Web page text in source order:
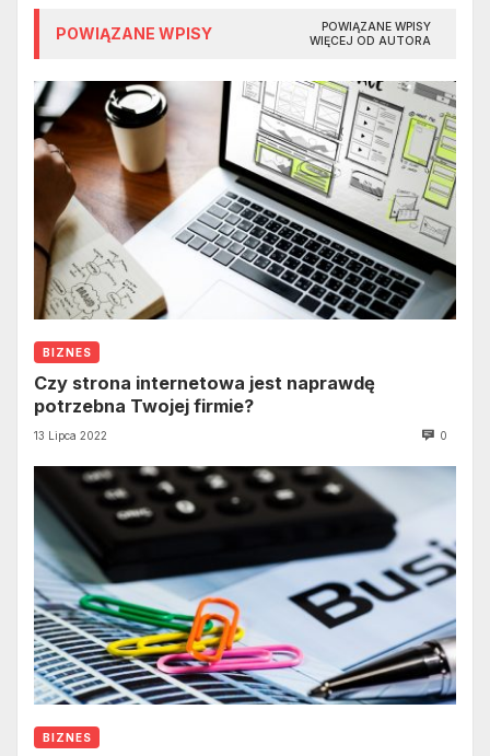
POWIĄZANE WPISY
POWIĄZANE WPISY
WIĘCEJ OD AUTORA
BIZNES
Czy strona internetowa jest naprawdę
potrzebna Twojej firmie?
13 Lipca 2022 0
BIZNES